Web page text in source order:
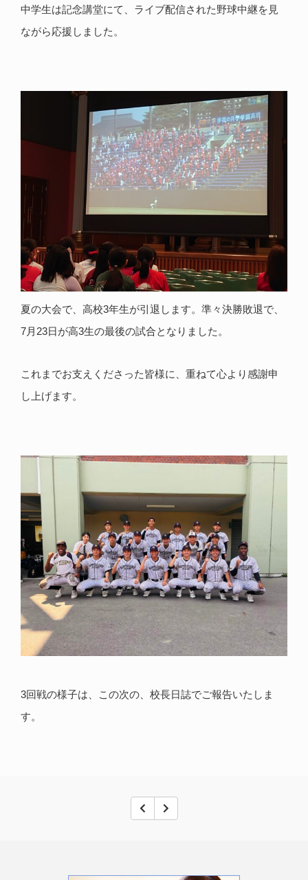
中学生は記念講堂にて、ライブ配信された野球中継を見
ながら応援しました。
夏の大会で、高校3年生が引退します。準々決勝敗退で、
7月23日が高3生の最後の試合となりました。
これまでお支えくださった皆様に、重ねて心より感謝申
し上げます。
3回戦の様子は、この次の、校長日誌でご報告いたしま
す。